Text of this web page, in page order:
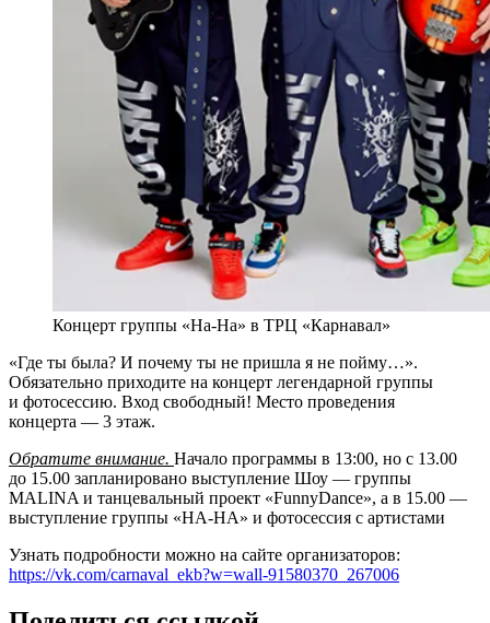
Концерт группы «На-На» в ТРЦ «Карнавал»
«Где ты была? И почему ты не пришла я не пойму…».
Обязательно приходите на концерт легендарной группы
и фотосессию. Вход свободный! Место проведения
концерта — 3 этаж.
Обратите внимание. Начало программы в 13:00, но с 13.00
до 15.00 запланировано выступление Шоу — группы
MALINA и танцевальный проект «FunnyDance», а в 15.00 —
выступление группы «НА-НА» и фотосессия с артистами
Узнать подробности можно на сайте организаторов:
https://vk.com/carnaval_ekb?w=wall-91580370_267006